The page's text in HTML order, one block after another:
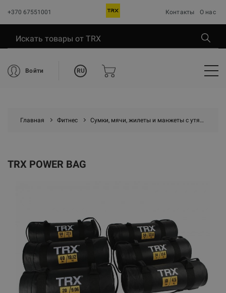
+370 67551001 Контакты О нас
Войти RU
Главная Фитнес Сумки, мячи, жилеты и манжеты с утяжелением
TRX POWER BAG